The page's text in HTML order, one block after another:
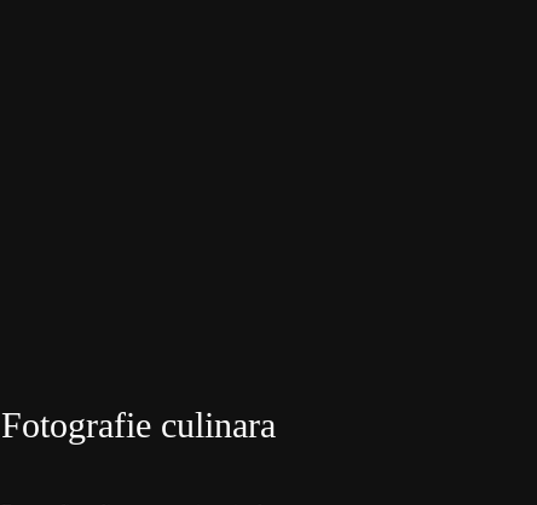
Fotografie culinara